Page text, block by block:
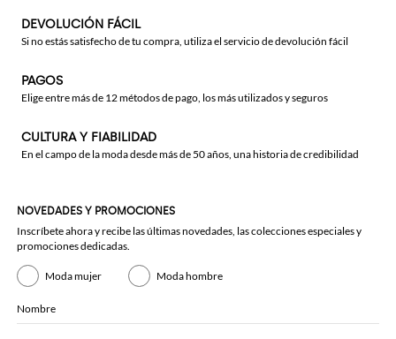
DEVOLUCIÓN FÁCIL
Si no estás satisfecho de tu compra, utiliza el servicio de devolución fácil
PAGOS
Elige entre más de 12 métodos de pago, los más utilizados y seguros
CULTURA Y FIABILIDAD
En el campo de la moda desde más de 50 años, una historia de credibilidad
NOVEDADES Y PROMOCIONES
Inscríbete ahora y recibe las últimas novedades, las colecciones especiales y
promociones dedicadas.
Moda mujer Moda hombre
Nombre